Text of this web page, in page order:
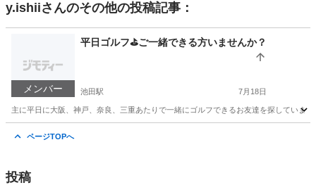
y.ishiiさんのその他の投稿記事：
メンバー
平日ゴルフ⛳️ご一緒できる方いませんか？
池田駅 7月18日
主に平日に大阪、神戸、奈良、三重あたりで一緒にゴルフできるお友達を探していま
ページTOPへ
投稿